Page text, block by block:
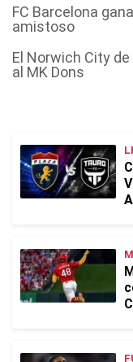
FC Barcelona
amistoso
El Norwich City
al MK Dons